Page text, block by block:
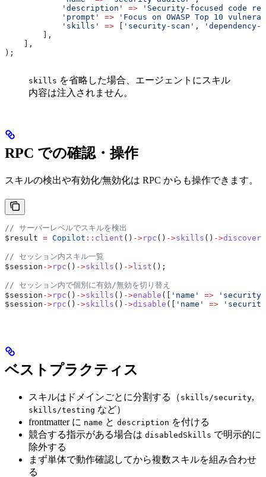
            'description'
=> 'Security-focused code
            'prompt'
=> 'Focus on OWASP Top 10
            'skills'
=> 'security-scan' ,
'dependency-
        ],
    ],
);
skills を省略した場合、エージェントにスキル
内容は注入されません。
RPC での確認・操作
スキルの検出や有効化/無効化は RPC からも操作できます。
// サーバーレベルでスキルを検出
$result = Copilot :: client () ->rpc () ->skills () ->discover
// セッション内スキル一覧
$session ->rpc () ->skills () -> list ();
// セッション内で個別に有効/無効を切り替え
$session ->rpc () ->skills () ->enable ([ 'name' => 'security-
$session ->rpc () ->skills () ->disable ([ 'name' =>
ベストプラクティス
スキルはドメインごとに分割する（ skills/security,
skills/testing など）
frontmatter に name と description を付ける
競合する指示がある場合は disabledSkills で明示的に
除外する
まず単体で動作確認してから複数スキルを組み合わせ
る